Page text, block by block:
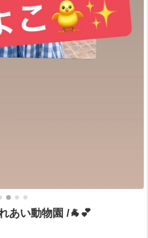
あい動物園 /🐐💕